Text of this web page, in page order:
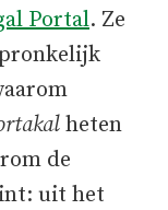
Portal. Ze
heten
de
uit het